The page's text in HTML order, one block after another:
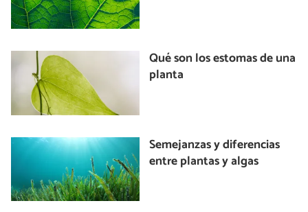
Qué son los estomas de una
planta
Semejanzas y diferencias
entre plantas y algas